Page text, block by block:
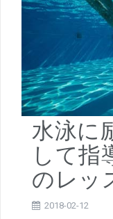
水泳に
して指
のレッ
2018-02-12